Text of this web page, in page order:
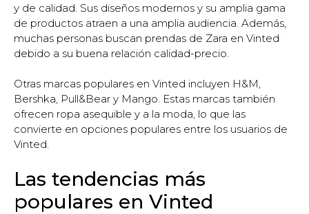
y de calidad. Sus diseños modernos y su amplia gama
de productos atraen a una amplia audiencia. Además,
muchas personas buscan prendas de Zara en Vinted
debido a su buena relación calidad-precio.
Otras marcas populares en Vinted incluyen H&M,
Bershka, Pull&Bear y Mango. Estas marcas también
ofrecen ropa asequible y a la moda, lo que las
convierte en opciones populares entre los usuarios de
Vinted.
Las tendencias más
populares en Vinted